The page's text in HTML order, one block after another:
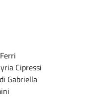
Cipressi
Gabriella